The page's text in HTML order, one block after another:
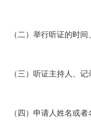
（二）举行听证的时间
（三）听证主持人、记
（四）申请人姓名或